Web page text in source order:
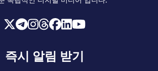
즉시 알림 받기